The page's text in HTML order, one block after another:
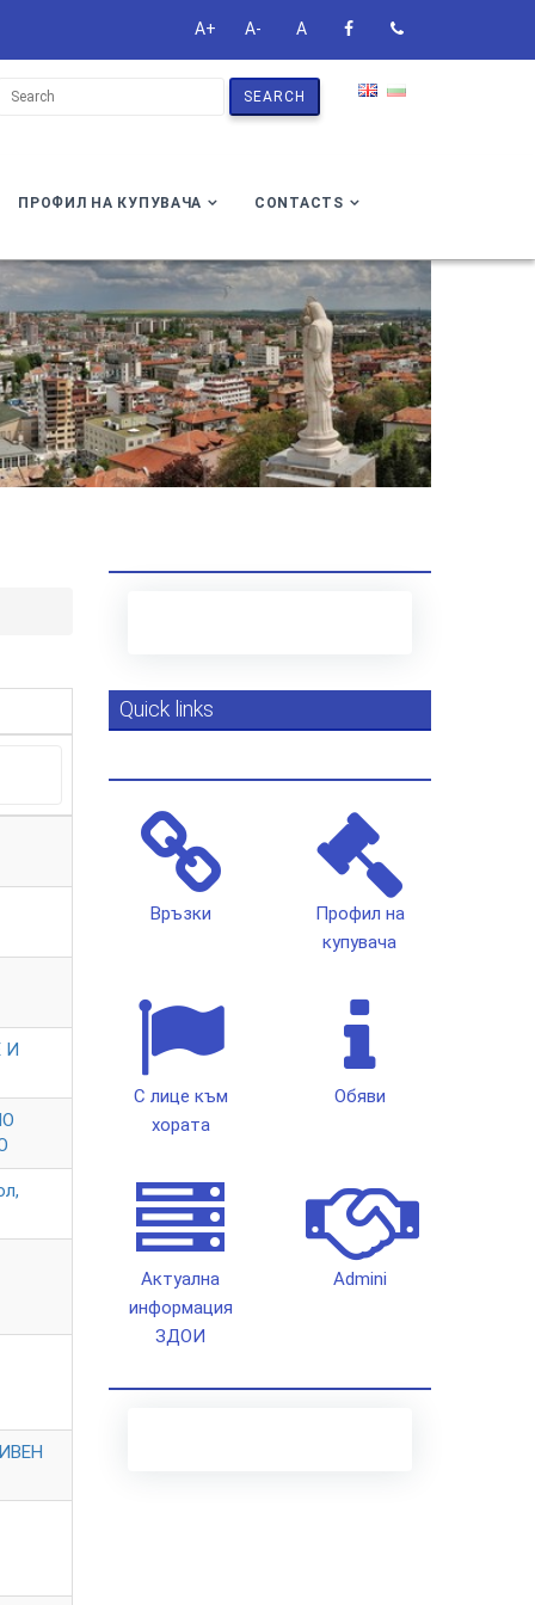
A+ A- A
SEARCH
ПРОФИЛ НА КУПУВАЧА CONTACTS
И
Quick links
Връзки
Профил на
купувача
С лице към
хората
Обяви
Актуална
информация
ЗДОИ
Admini